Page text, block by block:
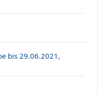
bis 29.06.2021,